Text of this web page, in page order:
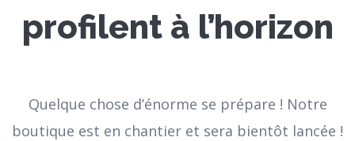
profilent à l’horizon
Quelque chose d’énorme se prépare ! Notre
boutique est en chantier et sera bientôt lancée !